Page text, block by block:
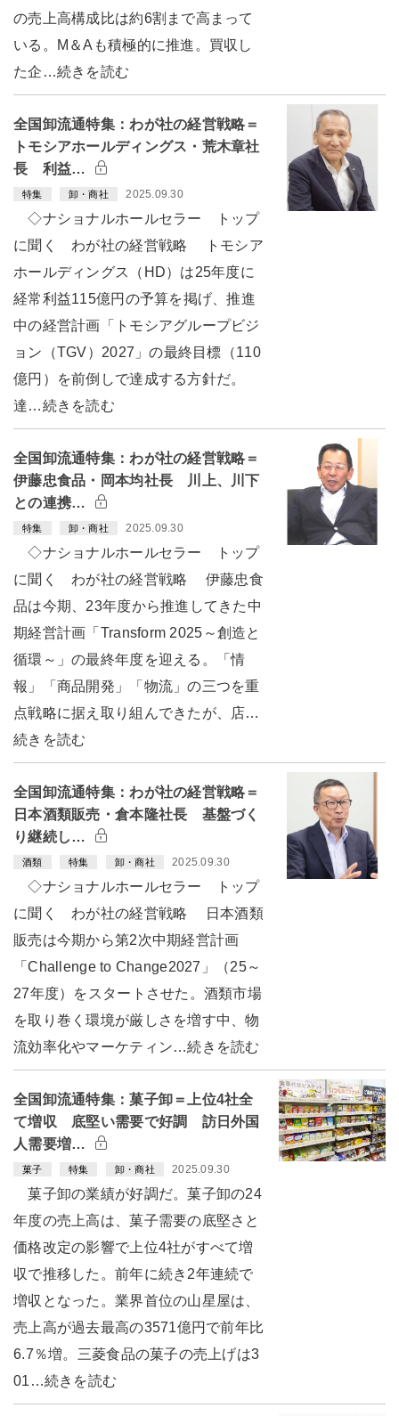
の売上高構成比は約6割まで高まって
いる。M＆Aも積極的に推進。買収し
た企…続きを読む
全国卸流通特集：わが社の経営戦略＝
トモシアホールディングス・荒木章社
長 利益…
特集 卸・商社 2025.09.30
◇ナショナルホールセラー トップ
に聞く わが社の経営戦略 トモシア
ホールディングス（HD）は25年度に
経常利益115億円の予算を掲げ、推進
中の経営計画「トモシアグループビジ
ョン（TGV）2027」の最終目標（110
億円）を前倒しで達成する方針だ。
達…続きを読む
全国卸流通特集：わが社の経営戦略＝
伊藤忠食品・岡本均社長 川上、川下
との連携…
特集 卸・商社 2025.09.30
◇ナショナルホールセラー トップ
に聞く わが社の経営戦略 伊藤忠食
品は今期、23年度から推進してきた中
期経営計画「Transform 2025～創造と
循環～」の最終年度を迎える。「情
報」「商品開発」「物流」の三つを重
点戦略に据え取り組んできたが、店…
続きを読む
全国卸流通特集：わが社の経営戦略＝
日本酒類販売・倉本隆社長 基盤づく
り継続し…
酒類 特集 卸・商社 2025.09.30
◇ナショナルホールセラー トップ
に聞く わが社の経営戦略 日本酒類
販売は今期から第2次中期経営計画
「Challenge to Change2027」（25～
27年度）をスタートさせた。酒類市場
を取り巻く環境が厳しさを増す中、物
流効率化やマーケティン…続きを読む
全国卸流通特集：菓子卸＝上位4社全
て増収 底堅い需要で好調 訪日外国
人需要増…
菓子 特集 卸・商社 2025.09.30
菓子卸の業績が好調だ。菓子卸の24
年度の売上高は、菓子需要の底堅さと
価格改定の影響で上位4社がすべて増
収で推移した。前年に続き2年連続で
増収となった。業界首位の山星屋は、
売上高が過去最高の3571億円で前年比
6.7％増。三菱食品の菓子の売上げは3
01…続きを読む